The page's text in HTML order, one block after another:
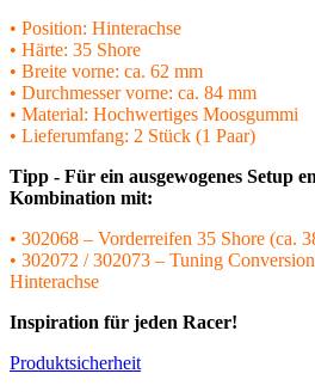
• Position: Hinterachse
• Härte: 35 Shore
• Breite vorne: ca. 62 mm
• Durchmesser vorne: ca. 84 mm
• Material: Hochwertiges Moosgummi
• Lieferumfang: 2 Stück (1 Paar)
Tipp - Für ein ausgewogenes Setup
Kombination mit:
• 302068 – Vorderreifen 35 Shore (ca.
• 302072 / 302073 – Tuning
Hinterachse
Inspiration für jeden Racer!
Produktsicherheit